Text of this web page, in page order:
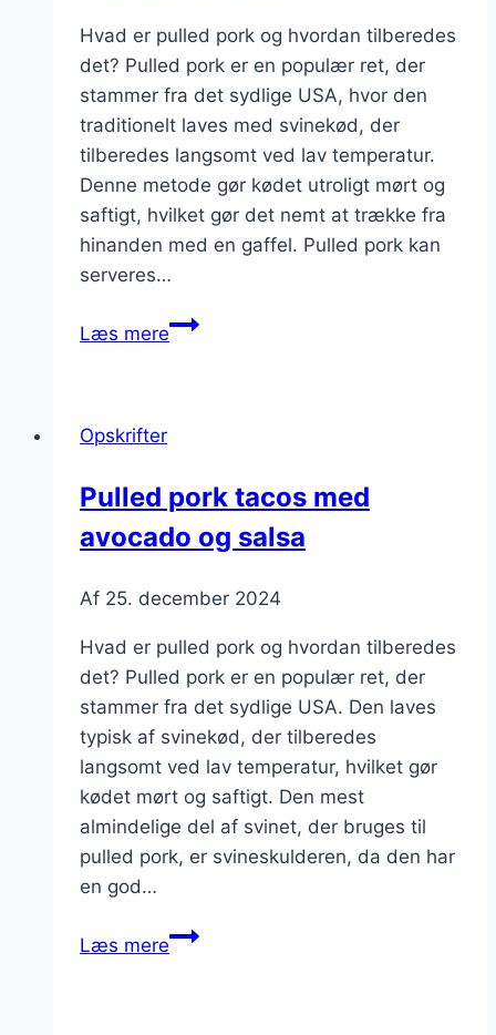
Hvad er pulled pork og hvordan tilberedes
det? Pulled pork er en populær ret, der
stammer fra det sydlige USA, hvor den
traditionelt laves med svinekød, der
tilberedes langsomt ved lav temperatur.
Denne metode gør kødet utroligt mørt og
saftigt, hvilket gør det nemt at trække fra
hinanden med en gaffel. Pulled pork kan
serveres…
Læs merePulled
Opskrifter
Pulled pork tacos med
avocado og salsa
Af 25. december 2024
Hvad er pulled pork og hvordan tilberedes
det? Pulled pork er en populær ret, der
stammer fra det sydlige USA. Den laves
typisk af svinekød, der tilberedes
langsomt ved lav temperatur, hvilket gør
kødet mørt og saftigt. Den mest
almindelige del af svinet, der bruges til
pulled pork, er svineskulderen, da den har
en god…
Læs merePulled